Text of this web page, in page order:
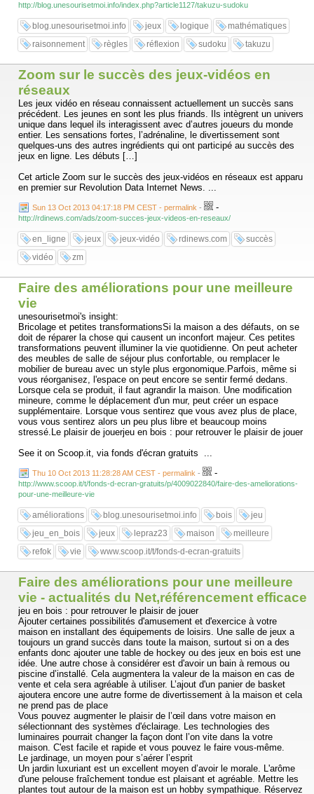
http://blog.unesourisetmoi.info/index.php?article1127/takuzu-sudoku
blog.unesourisetmoi.info jeux logique
mathématiques
raisonnement
règles réflexion sudoku takuzu
Zoom sur le succès des jeux-vidéos en
réseaux
Les jeux vidéo en réseau connaissent actuellement un succès sans
précédent. Les jeunes en sont les plus friands. Ils intègrent un univers
unique dans lequel ils interagissent avec d’autres joueurs du monde
entier. Les sensations fortes, l’adrénaline, le divertissement sont
quelques-uns des autres ingrédients qui ont participé au succès des
jeux en ligne. Les débuts […]
Cet article Zoom sur le succès des jeux-vidéos en réseaux est apparu
en premier sur Revolution Data Internet News. ...
Sun 13 Oct 2013 04:17:18 PM CEST - permalink - -
http://rdinews.com/ads/zoom-succes-jeux-videos-en-reseaux/
en_ligne jeux jeux-vidéo rdinews.com
succès
vidéo
zm
Faire des améliorations pour une meilleure
vie
unesourisetmoi's insight:
Bricolage et petites transformationsSi la maison a des défauts, on se
doit de réparer la chose qui causent un inconfort majeur. Ces petites
transformations peuvent illuminer la vie quotidienne. On peut acheter
des meubles de salle de séjour plus confortable, ou remplacer le
mobilier de bureau avec un style plus ergonomique.Parfois, même si
vous réorganisez, l'espace on peut encore se sentir fermé dedans.
Lorsque cela se produit, il faut agrandir la maison. Une modification
mineure, comme le déplacement d'un mur, peut créer un espace
supplémentaire. Lorsque vous sentirez que vous avez plus de place,
vous vous sentirez alors un peu plus libre et beaucoup moins
stressé.Le plaisir de jouerjeu en bois : pour retrouver le plaisir de jouer
See it on Scoop.it, via fonds d'écran gratuits ...
Thu 10 Oct 2013 11:28:28 AM CEST - permalink - -
http://www.scoop.it/t/fonds-d-ecran-gratuits/p/4009022840/faire-des-ameliorations-
pour-une-meilleure-vie
améliorations blog.unesourisetmoi.info bois
jeu
jeu_en_bois
jeux lepraz23 maison
meilleure
refok
vie www.scoop.it/t/fonds-d-ecran-gratuits
Faire des améliorations pour une meilleure
vie - actualités du Net,référencement efficace
jeu en bois : pour retrouver le plaisir de jouer
Ajouter certaines possibilités d'amusement et d'exercice à votre
maison en installant des équipements de loisirs. Une salle de jeux a
toujours un grand succès dans toute la maison, surtout si on a des
enfants donc ajouter une table de hockey ou des jeux en bois est une
idée. Une autre chose à considérer est d'avoir un bain à remous ou
piscine d’installé. Cela augmentera la valeur de la maison en cas de
vente et cela sera agréable à utiliser. L’ajout d'un panier de basket
ajoutera encore une autre forme de divertissement à la maison et cela
ne prend pas de place
Vous pouvez augmenter le plaisir de l’œil dans votre maison en
sélectionnant des systèmes d'éclairage. Les technologies des
luminaires pourrait changer la façon dont l’on vite dans la votre
maison. C'est facile et rapide et vous pouvez le faire vous-même.
Le jardinage, un moyen pour s’aérer l’esprit
Un jardin luxuriant est un excellent moyen d’avoir le morale. L'arôme
d'une pelouse fraîchement tondue est plaisant et agréable. Mettre les
plantes tout autour de la maison est un hobby sympathique. Réservez